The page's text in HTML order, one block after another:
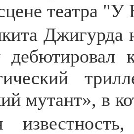
театра
Джигурда
дебютировал
мутант», в